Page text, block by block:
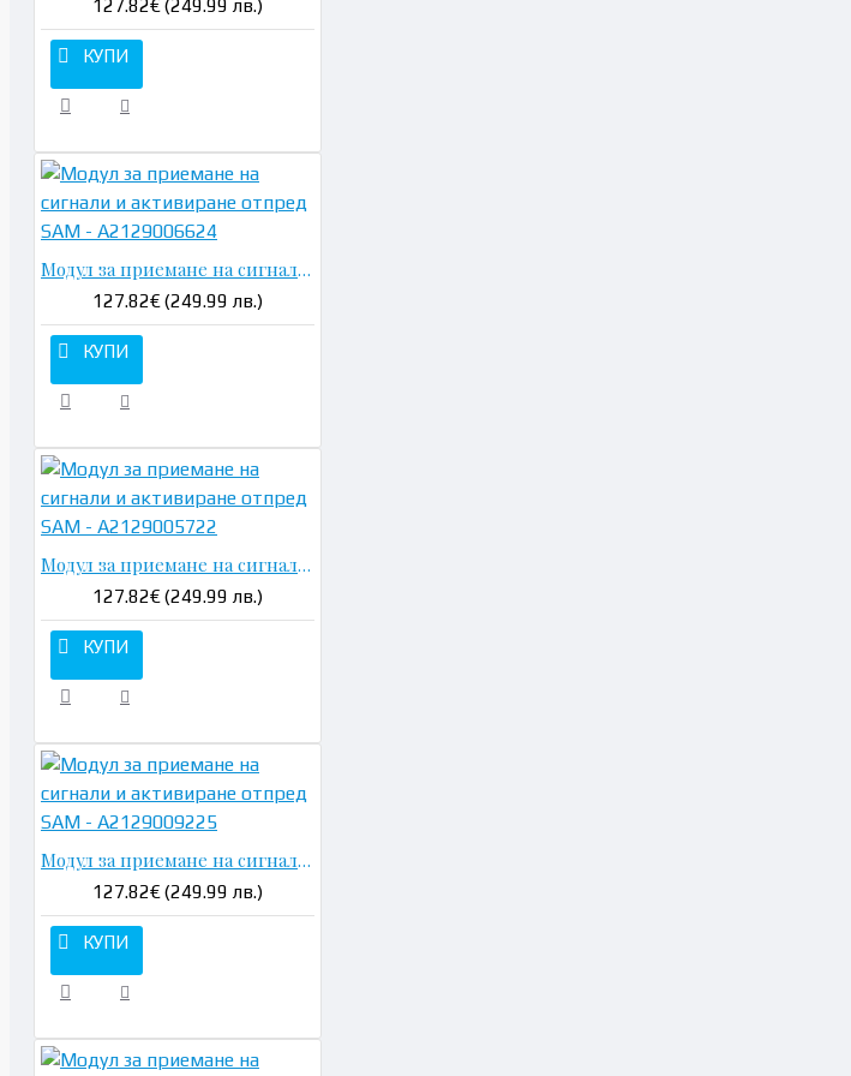
127.82€ (249.99 лв.)
КУПИ
Модул за приемане на сигнали и активиране отпред SAM - A2129006624
127.82€ (249.99 лв.)
КУПИ
Модул за приемане на сигнали и активиране отпред SAM - A2129005722
127.82€ (249.99 лв.)
КУПИ
Модул за приемане на сигнали и активиране отпред SAM - A2129009225
127.82€ (249.99 лв.)
КУПИ